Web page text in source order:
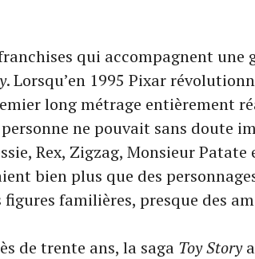
qui accompagnent une
. Lorsqu’en 1995 Pixar
long métrage entièrement
ne pouvait sans doute
Rex, Zigzag, Monsieur
bien plus que des
familières, presque des
de trente ans, la saga Toy Story